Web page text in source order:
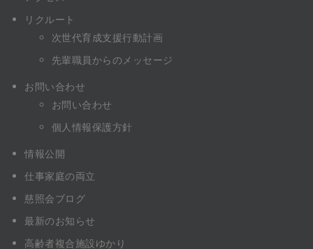
リクルート
次世代育成支援行動計画
先輩職員からのメッセージ
お問い合わせ
お問い合わせ
個人情報保護方針
情報公開
仕事家庭の両立
慈照会ブログ
最新のお知らせ
高齢者複合施設ゆかり